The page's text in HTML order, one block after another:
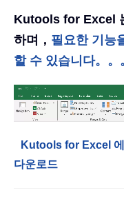
Kutools for Excel
하며， 필요한 기능
할 수 있습니다。。
Kutools for Excel 에
다운로드